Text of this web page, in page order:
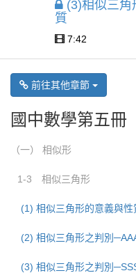
(3)相似三
質
7:42
前往其他章節
國中數學第五冊
（一） 相似形
1-3 相似三角形
(1) 相似三角形的意義與性
(2) 相似三角形之判別
(3) 相似三角形之判別